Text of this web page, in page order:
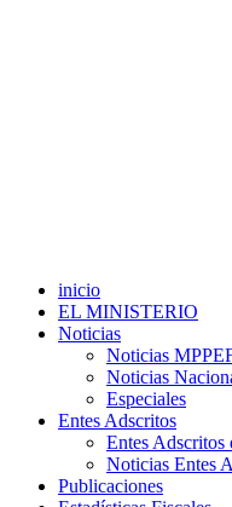
inicio
EL MINISTERIO
Noticias
Noticias
Noticias
Especiales
Entes Adscritos
Entes Adscritos
Noticias Entes
Publicaciones